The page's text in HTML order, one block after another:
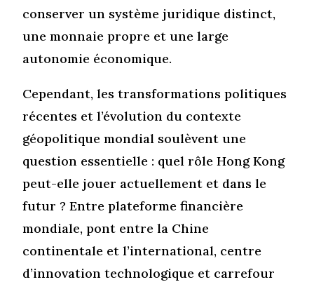
conserver un système juridique distinct,
une monnaie propre et une large
autonomie économique.
Cependant, les transformations politiques
récentes et l’évolution du contexte
géopolitique mondial soulèvent une
question essentielle : quel rôle Hong Kong
peut-elle jouer actuellement et dans le
futur ? Entre plateforme financière
mondiale, pont entre la Chine
continentale et l’international, centre
d’innovation technologique et carrefour